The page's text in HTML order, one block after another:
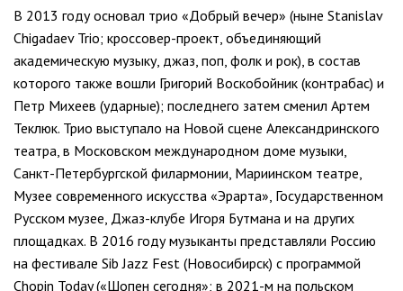
В 2013 году основал трио «Добрый вечер» (ныне Stanislav
Chigadaev Trio; кроссовер-проект, объеди­няющий
академическую музыку, джаз, поп, фолк и рок), в состав
которого также вошли Григорий Воскобойник (контрабас) и
Петр Михеев (удар­ные); последнего затем сменил Артем
Теклюк. Трио выступало на Новой сцене Александринского
театра, в Московском международном доме музыки,
Санкт-Петербургской филармонии, Мариинском театре,
Музее современного искусства «Эрарта», Го­сударственном
Русском музее, Джаз-клубе Игоря Бут­мана и на других
площадках. В 2016 году музыканты представляли Россию
на фестивале Sib Jazz Fest (Новосибирск) с программой
Chopin Today («Шопен сегодня»; в 2021-м на польском